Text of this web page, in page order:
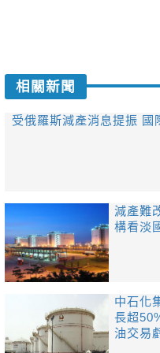
相關新聞
受俄羅斯減產消息提振 國
減產難
構看淡
中石化
長超
油交易